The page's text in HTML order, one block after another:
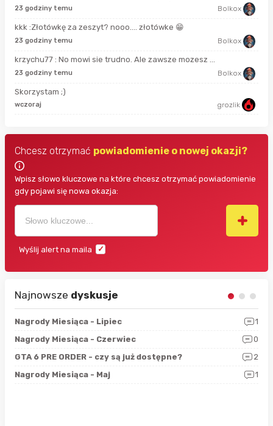
23 godziny temu Bolkox
kkk :Złotówkę za zeszyt? nooo…. złotówke 😁
23 godziny temu Bolkox
krzychu77 : No mowi sie trudno. Ale zawsze mozesz ...
23 godziny temu Bolkox
Skorzystam ;)
wczoraj grozlik
Chcesz otrzymać powiadomienie o nowej okazji?
Wpisz słowo kluczowe na które chcesz otrzymać powiadomienie
gdy pojawi się nowa okazja:
Wyślij alert na maila
Najnowsze dyskusje
Nagrody Miesiąca - Lipiec
1
Nagrody Miesiąca - Czerwiec
0
GTA 6 PRE ORDER - czy są już dostępne?
2
Nagrody Miesiąca - Maj
1